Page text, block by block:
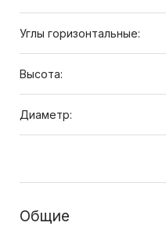
Углы горизонтальные:
Высота:
Диаметр:
Общие